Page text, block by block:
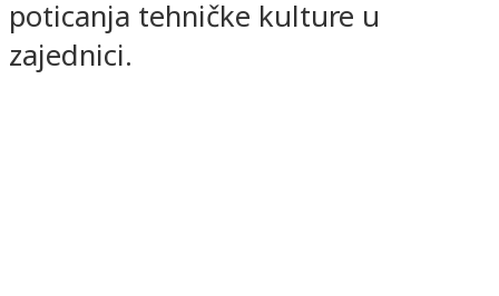
poticanja tehničke kulture u
zajednici.